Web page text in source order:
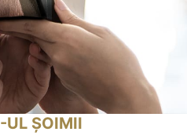
UL ȘOIMII